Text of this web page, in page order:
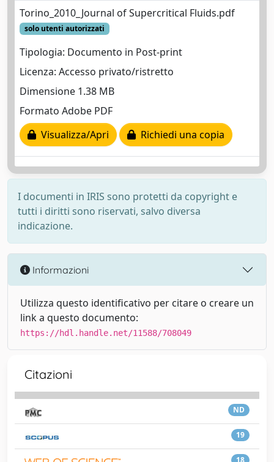
Torino_2010_Journal of Supercritical Fluids.pdf
solo utenti autorizzati
Tipologia: Documento in Post-print
Licenza: Accesso privato/ristretto
Dimensione 1.38 MB
Formato Adobe PDF
Visualizza/Apri
Richiedi una copia
I documenti in IRIS sono protetti da copyright e
tutti i diritti sono riservati, salvo diversa
indicazione.
Informazioni
Utilizza questo identificativo per citare o creare un
link a questo documento:
https://hdl.handle.net/11588/708049
Citazioni
ND
19